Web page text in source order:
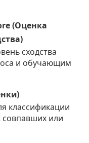
(Оценка
сходства
и обучающим
классификации
совпавших или